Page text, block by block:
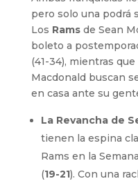
pero solo una podrá
Los Ramsde Sean
boleto a
(41-34), mientras que
Macdonald buscan
en casa ante su
La Revancha de
tienen la espina
Rams en la
(19-21). Con una